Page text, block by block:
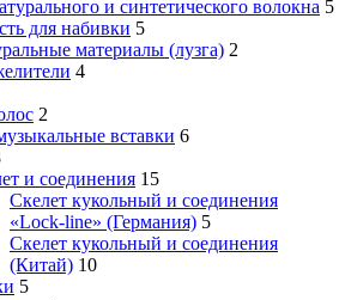
и синтетического волокна 5
для набивки 5
материалы (лузга) 2
4
2
вставки 6
и соединения 15
Скелет кукольный и соединения
«Lock-line» (Германия) 5
Скелет кукольный и соединения
(Китай) 10
5